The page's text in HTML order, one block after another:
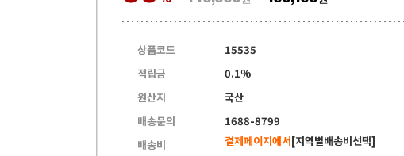
상품코드
15535
적립금
0.1%
원산지
국산
배송문의
1688-8799
배송비
결제페이지에서[지역별배송비선택]